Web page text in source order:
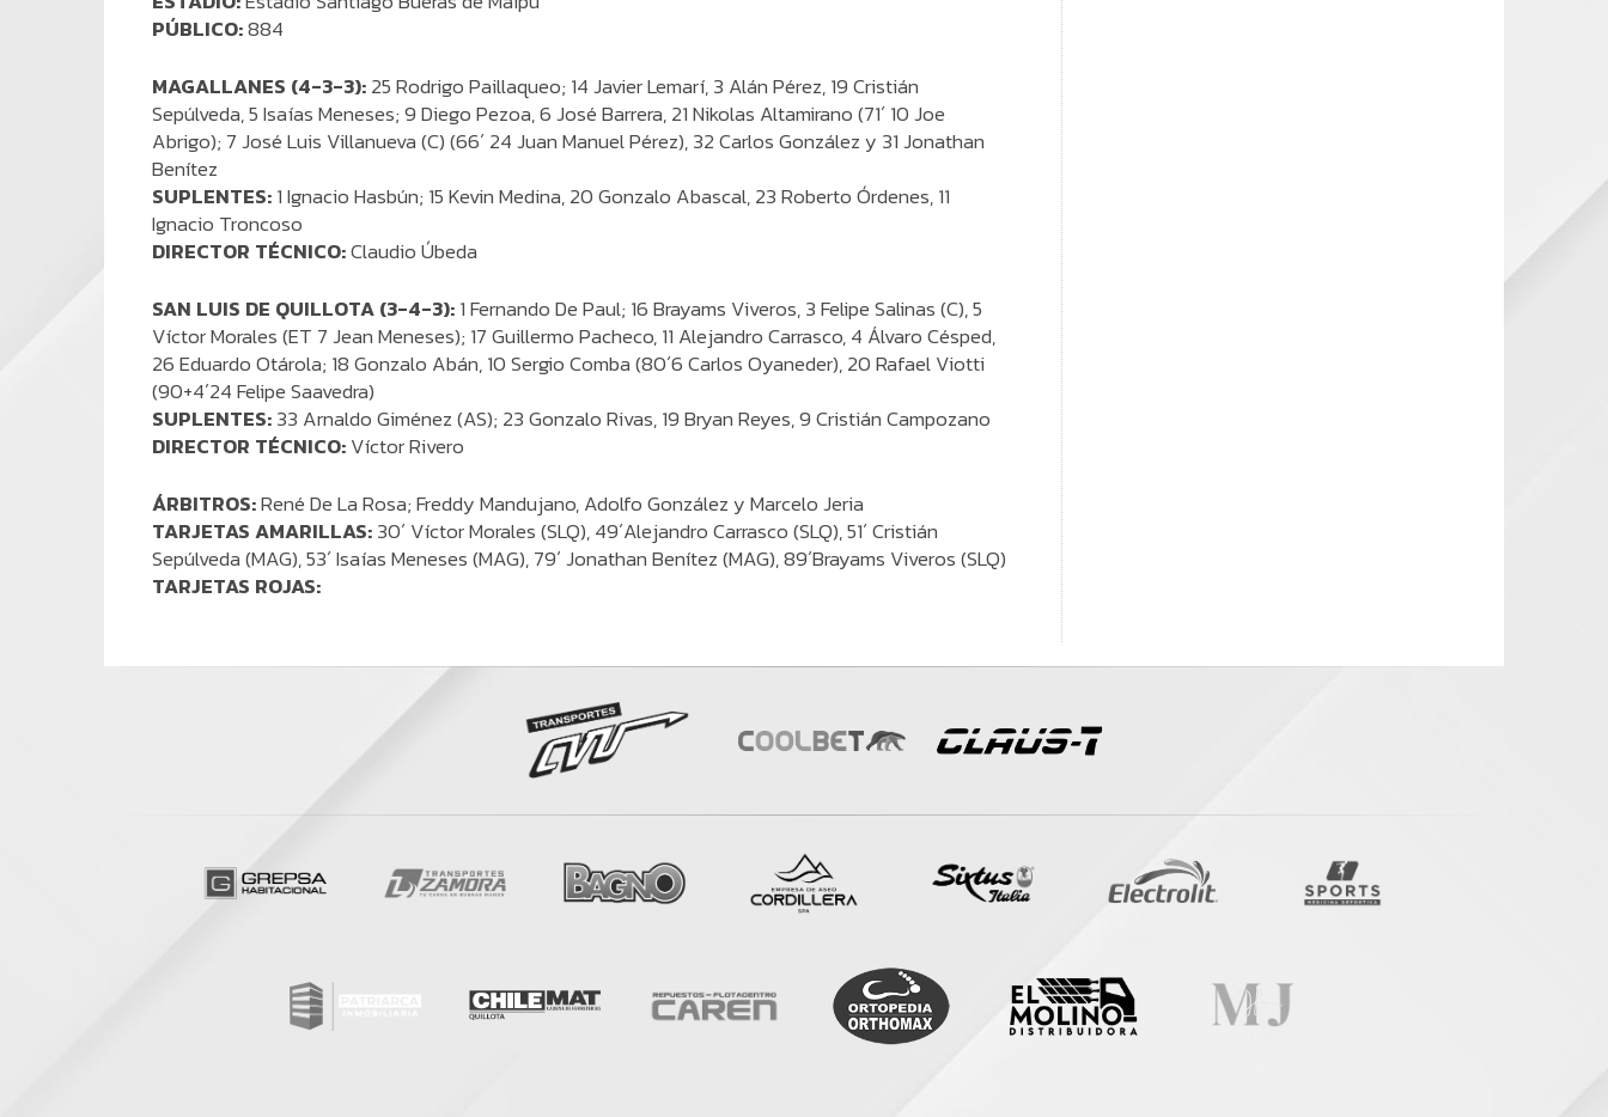
PÚBLICO:884
MAGALLANES (4-3-3): 25 Rodrigo Paillaqueo; 14 Javier Lemarí, 3 Alán Pérez, 19 Cristián
Sepúlveda, 5 Isaías Meneses; 9 Diego Pezoa, 6 José Barrera, 21 Nikolas Altamirano (71´ 10 Joe
Abrigo); 7 José Luis Villanueva (C) (66´ 24 Juan Manuel Pérez), 32 Carlos González y 31 Jonathan
Benítez
SUPLENTES: 1 Ignacio Hasbún; 15 Kevin Medina, 20 Gonzalo Abascal, 23 Roberto Órdenes, 11
Ignacio Troncoso
DIRECTOR TÉCNICO:Claudio Úbeda
SAN LUIS DE QUILLOTA (3-4-3): 1 Fernando De Paul; 16 Brayams Viveros, 3 Felipe Salinas (C), 5
Víctor Morales (ET 7 Jean Meneses); 17 Guillermo Pacheco, 11 Alejandro Carrasco, 4 Álvaro Césped,
26 Eduardo Otárola; 18 Gonzalo Abán, 10 Sergio Comba (80´6 Carlos Oyaneder), 20 Rafael Viotti
(90+4´24 Felipe Saavedra)
SUPLENTES: 33 Arnaldo Giménez (AS); 23 Gonzalo Rivas, 19 Bryan Reyes, 9 Cristián Campozano
DIRECTOR TÉCNICO: Víctor Rivero
ÁRBITROS:René De La Rosa; Freddy Mandujano, Adolfo González y Marcelo Jeria
TARJETAS AMARILLAS: 30´ Víctor Morales (SLQ), 49´Alejandro Carrasco (SLQ), 51´ Cristián
Sepúlveda (MAG), 53´ Isaías Meneses (MAG), 79´ Jonathan Benítez (MAG), 89´Brayams Viveros (SLQ)
TARJETAS ROJAS: